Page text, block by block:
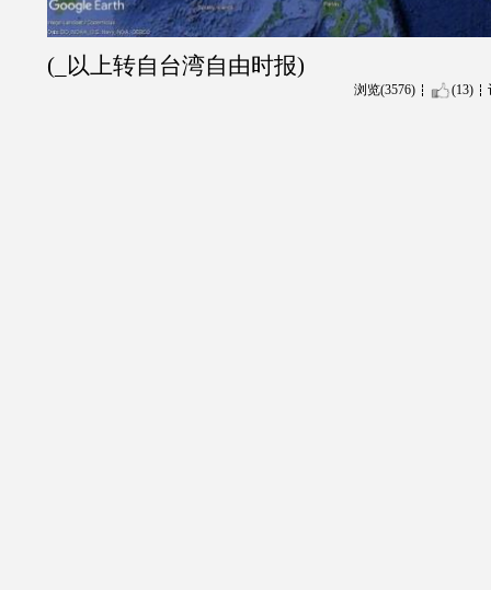
(_以上转自台湾自由时报)
浏览(3576) (13)